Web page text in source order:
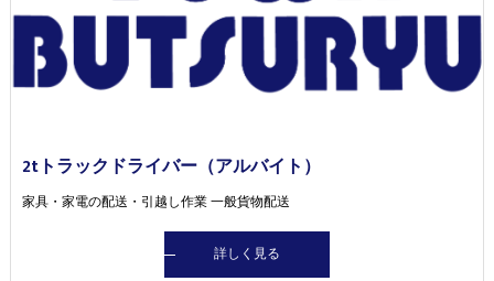
2tトラックドライバー（アルバイト）
家具・家電の配送・引越し作業 一般貨物配送
詳しく見る